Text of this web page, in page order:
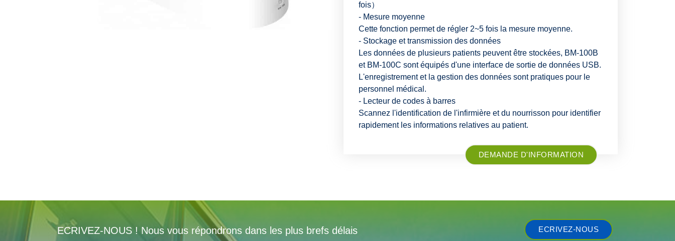
fois）
- Mesure moyenne
Cette fonction permet de régler 2~5 fois la mesure moyenne.
- Stockage et transmission des données
Les données de plusieurs patients peuvent être stockées, BM-100B
et BM-100C sont équipés d'une interface de sortie de données USB.
L'enregistrement et la gestion des données sont pratiques pour le
personnel médical.
- Lecteur de codes à barres
Scannez l'identification de l'infirmière et du nourrisson pour identifier
rapidement les informations relatives au patient.
DEMANDE D'INFORMATION
ECRIVEZ-NOUS ! Nous vous répondrons dans les plus brefs délais ECRIVEZ-NOUS